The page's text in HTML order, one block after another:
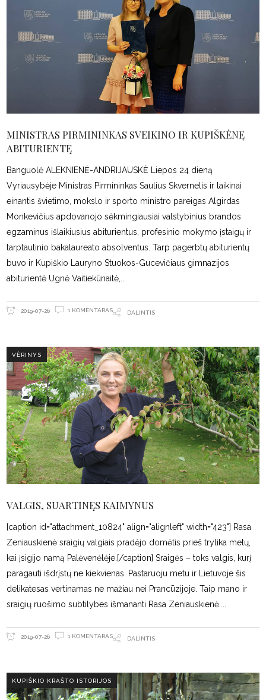
MINISTRAS PIRMININKAS SVEIKINO IR KUPIŠKĖNĘ
ABITURIENTĘ
Banguolė ALEKNIENĖ-ANDRIJAUSKĖ Liepos 24 dieną
Vyriausybėje Ministras Pirmininkas Saulius Skvernelis ir laikinai
einantis švietimo, mokslo ir sporto ministro pareigas Algirdas
Monkevičius apdovanojo sėkmingiausiai valstybinius brandos
egzaminus išlaikiusius abiturientus, profesinio mokymo įstaigų ir
tarptautinio bakalaureato absolventus. Tarp pagerbtų abiturientų
buvo ir Kupiškio Lauryno Stuokos-Gucevičiaus gimnazijos
abiturientė Ugnė Vaitiekūnaitė,
2019-07-26 1 KOMENTARAS DALINTIS
VĖRINYS
VALGIS, SUARTINĘS KAIMYNUS
[caption id="attachment_10824" align="alignleft" width="423"] Rasa
Zeniauskienė sraigių valgiais pradėjo domėtis prieš trylika metų,
kai įsigijo namą Palėvenėlėje.[/caption] Sraigės – toks valgis, kurį
paragauti išdrįstų ne kiekvienas. Pastaruoju metu ir Lietuvoje šis
delikatesas vertinamas ne mažiau nei Prancūzijoje. Taip mano ir
sraigių ruošimo subtilybes išmananti Rasa Zeniauskienė.
2019-07-26 1 KOMENTARAS DALINTIS
KUPIŠKIO KRAŠTO ISTORIJOS